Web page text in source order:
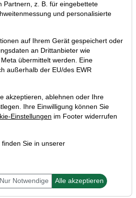
V2.0
Partnern, z. B. für eingebettete
und personalisierte
auf Ihrem Gerät gespeichert oder
an Drittanbieter wie
übermittelt werden. Eine
außerhalb der EU/des EWR
akzeptieren, ablehnen oder Ihre
Ihre Einwilligung können Sie
Einstellungen im Footer widerrufen
Sie in unserer
Nur Notwendige Alle akzeptieren